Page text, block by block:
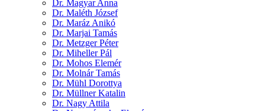
Dr. Magyar Anna
Dr. Maléth József
Dr. Maráz Anikó
Dr. Marjai Tamás
Dr. Metzger Péter
Dr. Miheller Pál
Dr. Mohos Elemér
Dr. Molnár Tamás
Dr. Mühl Dorottya
Dr. Müllner Katalin
Dr. Nagy Attila